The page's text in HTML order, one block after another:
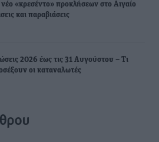
«κρεσέντο» προκλήσεων στο Αιγαίο
και παραβιάσεις
2026 έως τις 31 Αυγούστου – Τι
οι καταναλωτές